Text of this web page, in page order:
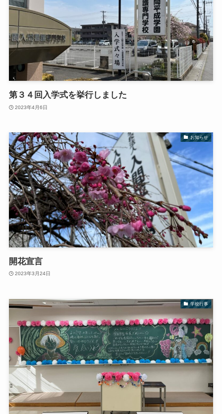
第３４回入学式を挙行しました
2023年4月6日
お知らせ
開花宣言
2023年3月24日
学校行事